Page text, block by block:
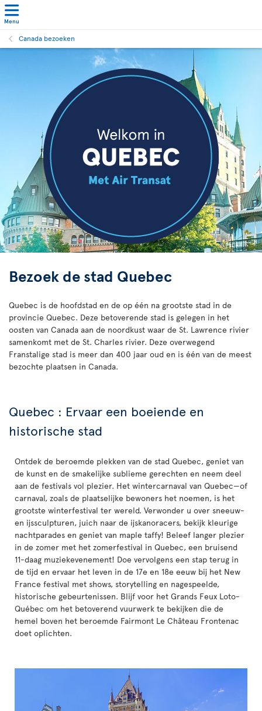
Menu
Canada bezoeken
Bezoek de stad Quebec
Quebec is de hoofdstad en de op één na grootste stad in de
provincie Quebec. Deze betoverende stad is gelegen in het
oosten van Canada aan de noordkust waar de St. Lawrence rivier
samenkomt met de St. Charles rivier. Deze overwegend
Franstalige stad is meer dan 400 jaar oud en is één van de meest
bezochte plaatsen in Canada.
Quebec : Ervaar een boeiende en
historische stad
Ontdek de beroemde plekken van de stad Quebec, geniet van
de kunst en de smakelijke sublieme gerechten en neem deel
aan de festivals vol plezier. Het wintercarnaval van Quebec—of
carnaval, zoals de plaatselijke bewoners het noemen, is het
grootste winterfestival ter wereld. Verwonder u over sneeuw-
en ijssculpturen, juich naar de ijskanoracers, bekijk kleurige
nachtparades en geniet van maple taffy! Beleef langer plezier
in de zomer met het zomerfestival in Quebec, een bruisend
11-daag muziekevenement! Doe vervolgens een stap terug in
de tijd en ervaar het leven in de 17e en 18e eeuw bij het New
France festival met shows, storytelling en nagespeelde,
historische gebeurtenissen. Blijf voor het Grands Feux Loto-
Québec om het betoverend vuurwerk te bekijken die de
hemel boven het beroemde Fairmont Le Château Frontenac
doet oplichten.